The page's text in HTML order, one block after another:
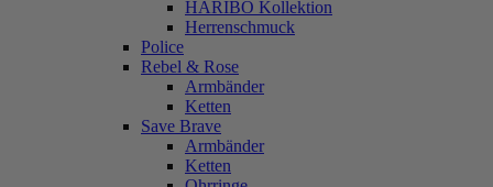
HARIBO Kollektion
Herrenschmuck
Police
Rebel & Rose
Armbänder
Ketten
Save Brave
Armbänder
Ketten